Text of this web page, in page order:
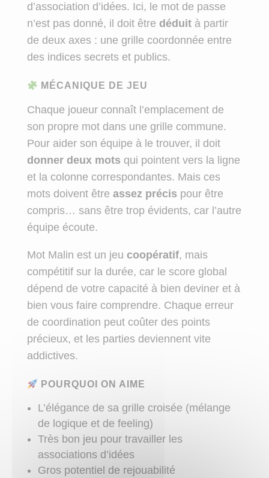
d’association d’idées. Ici, le mot de passe
n’est pas donné, il doit être déduità partir
de deux axes : une grille coordonnée entre
des indices secrets et publics.
MÉCANIQUE DE JEU
Chaque joueur connaît l’emplacement de
son propre mot dans une grille commune.
Pour aider son équipe à le trouver, il doit
donner deux mots qui pointent vers la ligne
et la colonne correspondantes. Mais ces
mots doivent être assez précis pour être
compris… sans être trop évidents, car l’autre
équipe écoute.
Mot Malin est un jeu coopératif, mais
compétitif sur la durée, car le score global
dépend de votre capacité à bien deviner et à
bien vous faire comprendre. Chaque erreur
de coordination peut coûter des points
précieux, et les parties deviennent vite
addictives.
POURQUOI ON AIME
L’élégance de sa grille croisée (mélange
de logique et de feeling)
Très bon jeu pour travailler les
associations d’idées
Gros potentiel de rejouabilité